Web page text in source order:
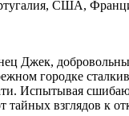
США,
Джек,
городке
Испытывая
тайных взглядов к